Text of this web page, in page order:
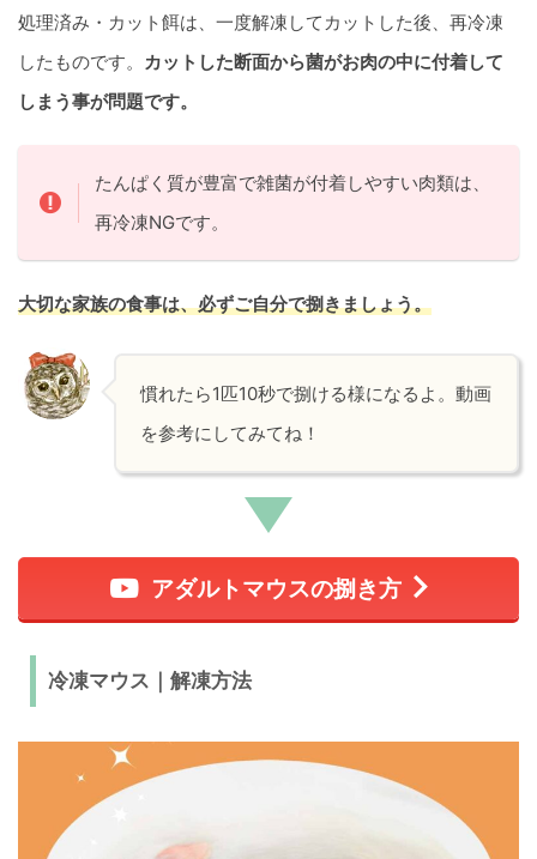
処理済み・カット餌は、一度解凍してカットした後、再冷凍
したものです。 カットした断面から菌がお肉の中に付着して
しまう事が問題です。
たんぱく質が豊富で雑菌が付着しやすい肉類は、
再冷凍NGです。
大切な家族の食事は、必ずご自分で捌きましょう。
慣れたら1匹10秒で捌ける様になるよ。動画
を参考にしてみてね！
アダルトマウスの捌き方
冷凍マウス｜解凍方法